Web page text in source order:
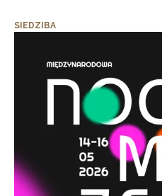
SIEDZIBA